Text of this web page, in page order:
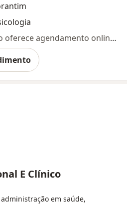
Esse especialista não oferece agendamento online para esse endereço.
E Clínico
em saúde,